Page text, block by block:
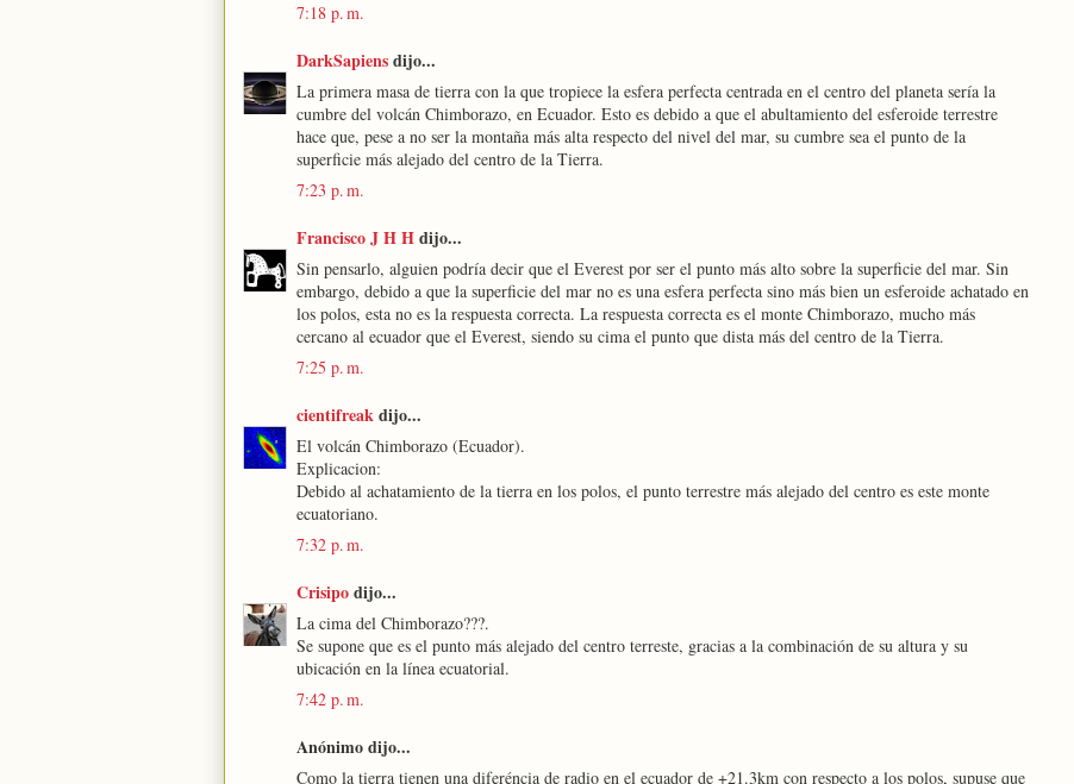
7:18 p. m.
DarkSapiensdijo...
La primera masa de tierra con la que tropiece la esfera perfecta centrada en el centro del planeta sería la
cumbre del volcán Chimborazo, en Ecuador. Esto es debido a que el abultamiento del esferoide terrestre
hace que, pese a no ser la montaña más alta respecto del nivel del mar, su cumbre sea el punto de la
superficie más alejado del centro de la Tierra.
7:23 p. m.
Francisco J H Hdijo...
Sin pensarlo, alguien podría decir que el Everest por ser el punto más alto sobre la superficie del mar. Sin
embargo, debido a que la superficie del mar no es una esfera perfecta sino más bien un esferoide achatado en
los polos, esta no es la respuesta correcta. La respuesta correcta es el monte Chimborazo, mucho más
cercano al ecuador que el Everest, siendo su cima el punto que dista más del centro de la Tierra.
7:25 p. m.
cientifreakdijo...
El volcán Chimborazo (Ecuador).
Explicacion:
Debido al achatamiento de la tierra en los polos, el punto terrestre más alejado del centro es este monte
ecuatoriano.
7:32 p. m.
Crisipodijo...
La cima del Chimborazo???.
Se supone que es el punto más alejado del centro terreste, gracias a la combinación de su altura y su
ubicación en la línea ecuatorial.
7:42 p. m.
Anónimo dijo...
Como la tierra tienen una diferéncia de radio en el ecuador de +21.3km con respecto a los polos, supuse que